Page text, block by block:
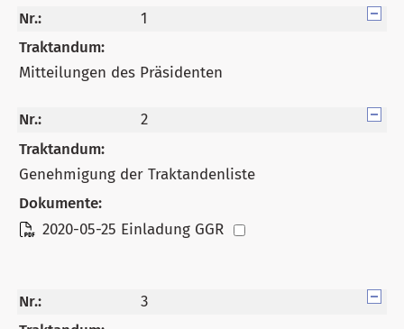
Nr.:
1
Traktandum:
Mitteilungen des Präsidenten
Nr.:
2
Traktandum:
Genehmigung der Traktandenliste
Dokumente:
2020-05-25 Einladung GGR
Nr.:
3